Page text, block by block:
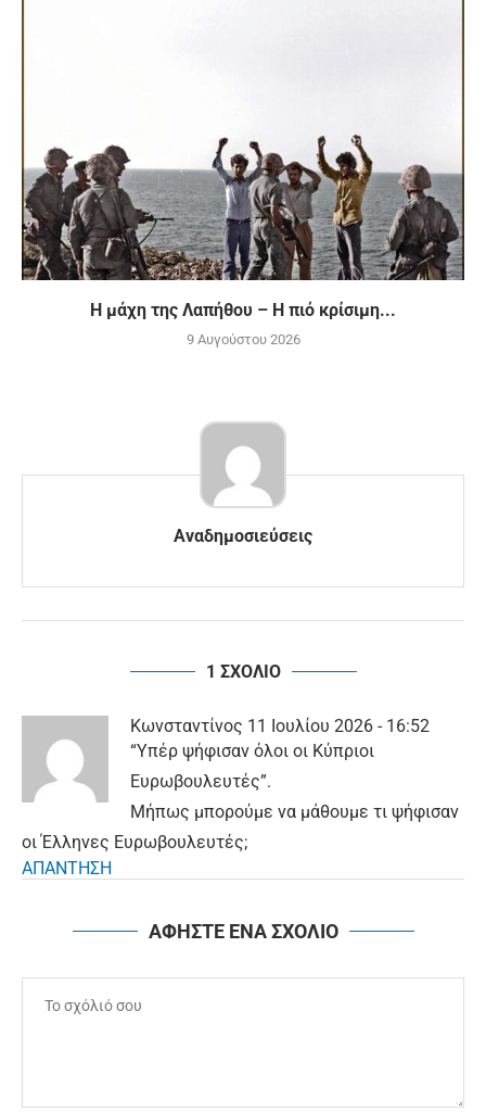
H μάχη της Λαπήθου – Η πιό κρίσιμη...
9 Αυγούστου 2026
Αναδημοσιεύσεις
1 ΣΧΟΛΙΟ
Κωνσταντίνος 11 Ιουλίου 2026 - 16:52
“Υπέρ ψήφισαν όλοι οι Κύπριοι
Ευρωβουλευτές”.
Μήπως μπορούμε να μάθουμε τι ψήφισαν
οι Έλληνες Ευρωβουλευτές;
ΑΠΑΝΤΗΣΗ
ΑΦΗΣΤΕ ΕΝΑ ΣΧΟΛΙΟ